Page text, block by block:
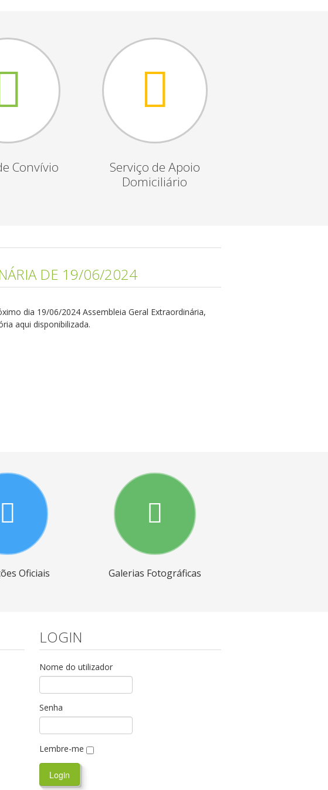
Convívio
Serviço de Apoio
Domiciliário
DE 19/06/2024
dia 19/06/2024 Assembleia Geral Extraordinária,
aqui disponibilizada.
Oficiais Galerias Fotográficas
LOGIN
Nome do utilizador
Senha
Lembre-me